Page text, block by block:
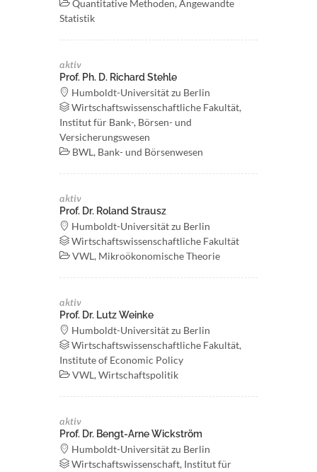
Quantitative Methoden, Angewandte
Statistik
aktiv
Prof. Ph. D. Richard Stehle
Humboldt-Universität zu Berlin
Wirtschaftswissenschaftliche Fakultät,
Institut für Bank-, Börsen- und
Versicherungswesen
BWL, Bank- und Börsenwesen
aktiv
Prof. Dr. Roland Strausz
Humboldt-Universität zu Berlin
Wirtschaftswissenschaftliche Fakultät
VWL, Mikroökonomische Theorie
aktiv
Prof. Dr. Lutz Weinke
Humboldt-Universität zu Berlin
Wirtschaftswissenschaftliche Fakultät,
Institute of Economic Policy
VWL, Wirtschaftspolitik
aktiv
Prof. Dr. Bengt-Arne Wickström
Humboldt-Universität zu Berlin
Wirtschaftswissenschaft, Institut für